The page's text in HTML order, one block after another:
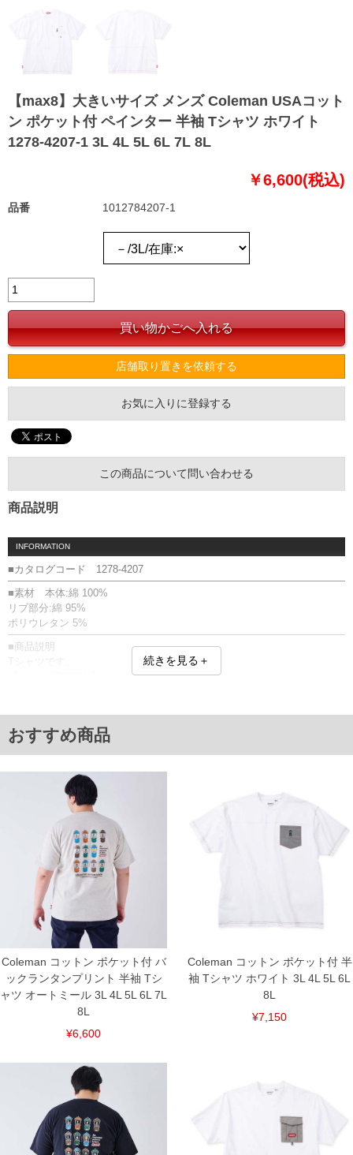
【max8】大きいサイズ メンズ Coleman USAコット
ン ポケット付 ペインター 半袖 Tシャツ ホワイト
1278-4207-1 3L 4L 5L 6L 7L 8L
￥6,600(税込)
品番 1012784207-1
店舗取り置きを依頼する
お気に入りに登録する
この商品について問い合わせる
商品説明
INFORMATION
■カタログコード 1278-4207
■素材 本体:綿 100%
リブ部分:綿 95%
ポリウレタン 5%
■商品説明
コードループ／ペン差し／サスティナブル
サイズ/バスト/総丈/裾周り/肩幅/袖丈
3L/130/78/130/58/24
4L/140/80/140/60/25
6L/160/84/160/64/27
7L/170/86/170/66/28
8L/180/88/180/68/29
単位はcm
※【返品交換について】
返品交換希望の方は、商品到着後1週間以内にご連絡ください。
下着(肌着)やワイシャツは商品の性質上、返品交換不可とさせて頂いております。予め
ご了承くださいませ。
※【ボトムの裾上げをご希望の場合】
裾上げ料金は500円+税となります。
上の品が対象。1本5,999円以下の商品は有料（500円+税）となります。）
出荷まで約1週間～20日間程お時間を頂く場合がございます。
尚、裾上げした商品は返品・交換不可となりますので、予めご了承下さい。
一部、お直しに対応出来ない商品がございます。(例：裾にファスナーや調節ひもが付
※商品によって若干のサイズの誤差がございます。また、お客様がご使用の環境（コ
ンピュータ画面）によって、商品の色味が若干異なる場合がございます。予めご了承
※当店での掲載商品は、実店鋪と在庫を共用しておりますので店頭での売り違い、店
舗からのお取り寄せ等により、お客様にご迷惑をお掛けしてしまう場合がございま
す。そのようなことがない様最大限に努めておりますが、もしあった場合速やかにご
連絡させて頂きますので予めご了承ください。
続きを見る＋
おすすめ商品
Coleman コットン ポケット付 バ
ックランタンプリント 半袖 Tシ
ャツ オートミール 3L 4L 5L 6L 7L
8L
¥6,600
Coleman コットン ポケット付 半
袖 Tシャツ ホワイト 3L 4L 5L 6L
8L
¥7,150